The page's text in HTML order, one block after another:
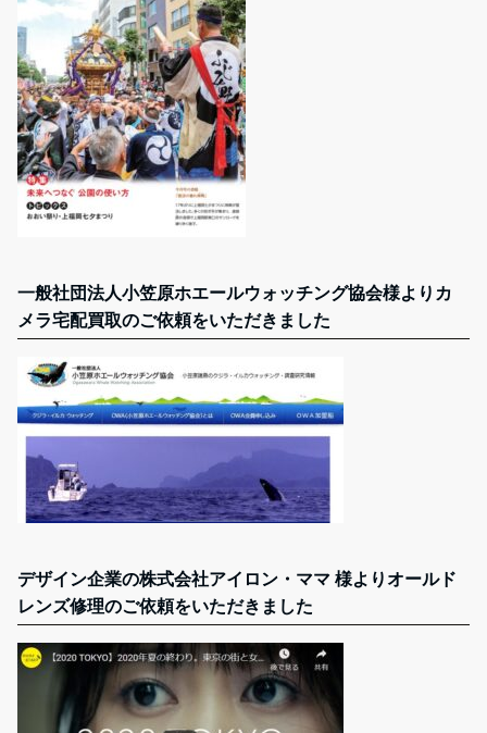
一般社団法人小笠原ホエールウォッチング協会様よりカ
メラ宅配買取のご依頼をいただきました
デザイン企業の株式会社アイロン・ママ 様よりオールド
レンズ修理のご依頼をいただきました